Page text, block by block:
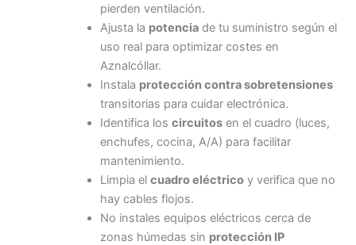
pierden ventilación.
Ajusta la potenciade tu suministro según el
uso real para optimizar costes en
Aznalcóllar.
Instala protección contra sobretensiones
transitorias para cuidar electrónica.
Identifica los circuitosen el cuadro (luces,
enchufes, cocina, A/A) para facilitar
mantenimiento.
Limpia el cuadro eléctricoy verifica que no
hay cables flojos.
No instales equipos eléctricos cerca de
zonas húmedas sin protección IP